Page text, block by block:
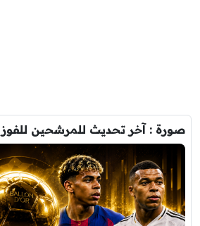
صورة : آخر تحديث للمرشحين للفوز